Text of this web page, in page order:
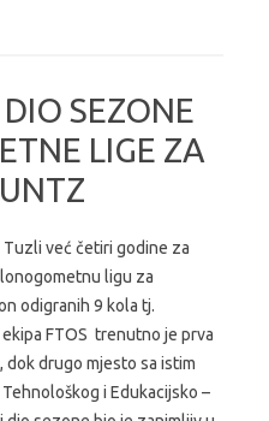
SEZONE
LIGE ZA
već četiri godine za
ligu za
odigranih 9 kola tj.
FTOS trenutno je prva
dok drugo mjesto sa istim
i Edukacijsko –